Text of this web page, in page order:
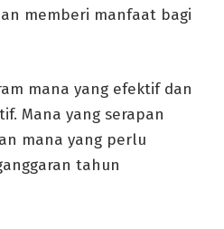
memberi manfaat bagi
mana yang efektif dan
Mana yang serapan
mana yang perlu
tahun